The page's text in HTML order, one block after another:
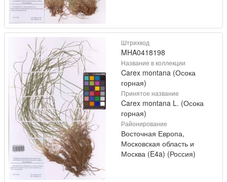
Штрихкод
MHA0418198
Название в коллекции
Carex montana (Осока
горная)
Принятое название
Carex montana L. (Осока
горная)
Районирование
Восточная Европа,
Московская область и
Москва (E4a) (Россия)